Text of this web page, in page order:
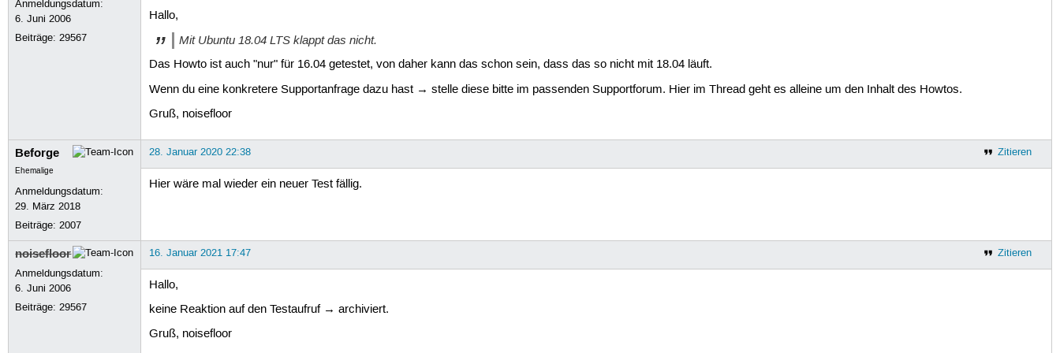
Anmeldungsdatum:
6. Juni 2006
Beiträge:29567
Hallo,
Mit Ubuntu 18.04 LTS klappt das nicht.
Das Howto ist auch "nur" für 16.04 getestet, von daher kann das schon sein, dass das so nicht mit 18.04 läuft.
Wenn du eine konkretere Supportanfrage dazu hast → stelle diese bitte im passenden Supportforum. Hier im Thread geht es alleine um den Inhalt des Howtos.
Gruß, noisefloor
Beforge
Ehemalige
Anmeldungsdatum:
29. März 2018
Beiträge:2007
Zitieren
28. Januar 2020 22:38
Hier wäre mal wieder ein neuer Test fällig.
noisefloor
Anmeldungsdatum:
6. Juni 2006
Beiträge:29567
Zitieren
16. Januar 2021 17:47
Hallo,
keine Reaktion auf den Testaufruf → archiviert.
Gruß, noisefloor